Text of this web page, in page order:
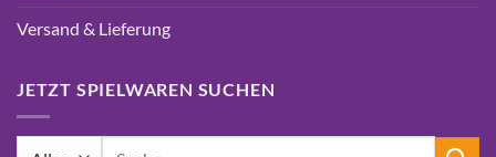
Versand & Lieferung
JETZT SPIELWAREN SUCHEN